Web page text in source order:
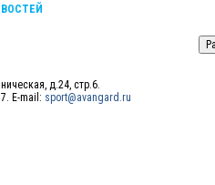
д.24, стр.6.
E-mail: sport@avangard.ru